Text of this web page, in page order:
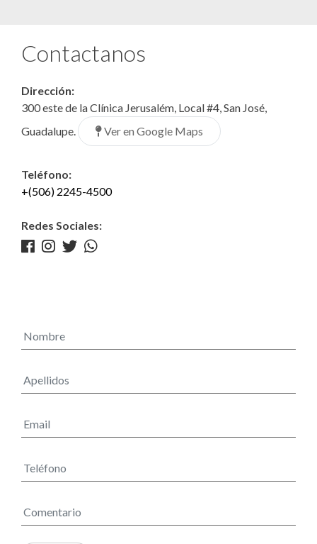
Contactanos
Dirección:
300 este de la Clínica Jerusalém, Local #4, San José,
Guadalupe.
Ver en Google Maps
Teléfono:
+(506) 2245-4500
Redes Sociales: